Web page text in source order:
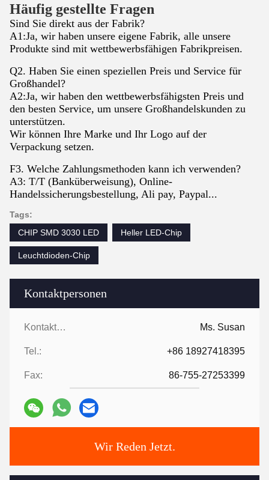
Kontaktpersonen
Kontaktpersonen: Ms. Susan
Tel.: +86 18927418395
Fax: 86-755-27253399
Wir Reden Jetzt.
Häufig gestellte Fragen
Sind Sie direkt aus der Fabrik?
A1:Ja, wir haben unsere eigene Fabrik, alle unsere
Produkte sind mit wettbewerbsfähigen Fabrikpreisen.
Q2. Haben Sie einen speziellen Preis und Service für
Großhandel?
A2:Ja, wir haben den wettbewerbsfähigsten Preis und
den besten Service, um unsere Großhandelskunden zu
unterstützen.
Wir können Ihre Marke und Ihr Logo auf der
Verpackung setzen.
F3. Welche Zahlungsmethoden kann ich verwenden?
A3: T/T (Banküberweisung), Online-
Handelssicherungsbestellung, Ali pay, Paypal...
Tags:
CHIP SMD 3030 LED
Heller LED-Chip
Leuchtdioden-Chip